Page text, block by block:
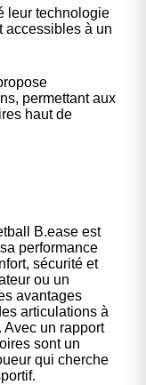
leur technologie
accessibles à un
permettant aux
haut de
B.ease est
performance
sécurité et
ou un
avantages
articulations à
Avec un rapport
sont un
qui cherche